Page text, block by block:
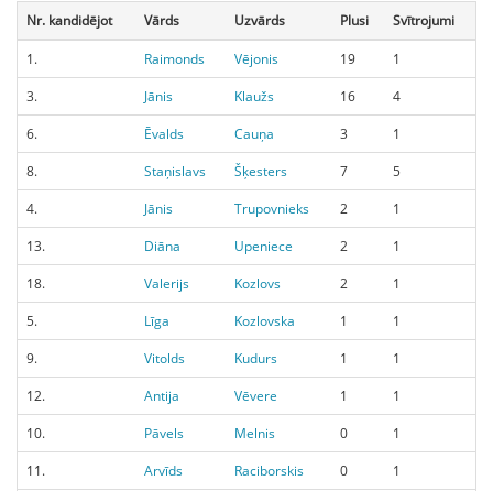
Nr. kandidējot Vārds Uzvārds Plusi Svītrojumi
1. Raimonds Vējonis 19
1
3.
Jānis Klaužs 16
4
6.
Ēvalds Cauņa 3
1
8.
Staņislavs Šķesters 7
5
4.
Jānis Trupovnieks 2
1
13.
Diāna Upeniece 2
1
18.
Valerijs Kozlovs 2
1
5.
Līga Kozlovska 1
1
9.
Vitolds Kudurs 1
1
12.
Antija Vēvere 1
1
10.
Pāvels Melnis 0
1
11.
Arvīds Raciborskis 0
1